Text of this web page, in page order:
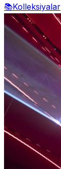
📚Kolleksiyalar